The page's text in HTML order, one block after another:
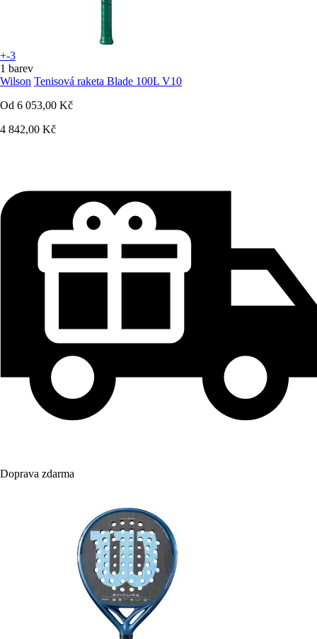
+-3
1 barev
Wilson Tenisová raketa Blade 100L V10
Od 6 053,00 Kč
4 842,00 Kč
Doprava zdarma